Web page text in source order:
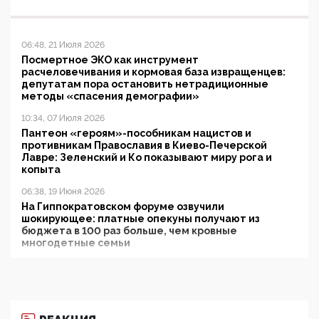
06:48, 21 Июля 2026
Посмертное ЭКО как инструмент
расчеловечивания и кормовая база извращенцев:
депутатам пора остановить нетрадиционные
методы «спасения демографии»
10:34, 07 Июля 2026
Пантеон «героям»-пособникам нацистов и
противникам Православия в Киево-Печерской
Лавре: Зеленский и Ко показывают миру рога и
копыта
06:38, 19 Июня 2026
На Гиппократовском форуме озвучили
шокирующее: платные опекуны получают из
бюджета в 100 раз больше, чем кровные
многодетные семьи